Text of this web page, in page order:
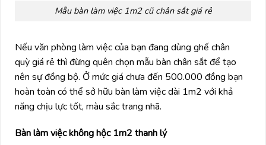
Mẫu bàn làm việc 1m2 cũ chân sắt giá rẻ
Nếu văn phòng làm việc của bạn đang dùng ghế chân
quỳ giá rẻ thì đừng quên chọn mẫu bàn chân sắt để tạo
nên sự đồng bộ. Ở mức giá chưa đến 500.000 đồng bạn
hoàn toàn có thể sở hữu bàn làm việc dài 1m2 với khả
năng chịu lực tốt, màu sắc trang nhã.
Bàn làm việc không hộc 1m2 thanh lý